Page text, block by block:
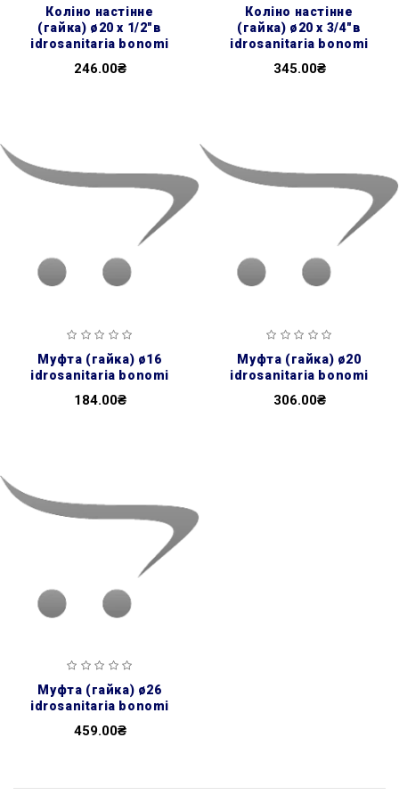
коліно настінне
(гайка) ø20 х 1/2″в
idrosanitaria bonomi
246.00₴
коліно настінне
(гайка) ø20 х 3/4″в
idrosanitaria bonomi
345.00₴
муфта (гайка) ø16
idrosanitaria bonomi
184.00₴
муфта (гайка) ø20
idrosanitaria bonomi
306.00₴
муфта (гайка) ø26
idrosanitaria bonomi
459.00₴